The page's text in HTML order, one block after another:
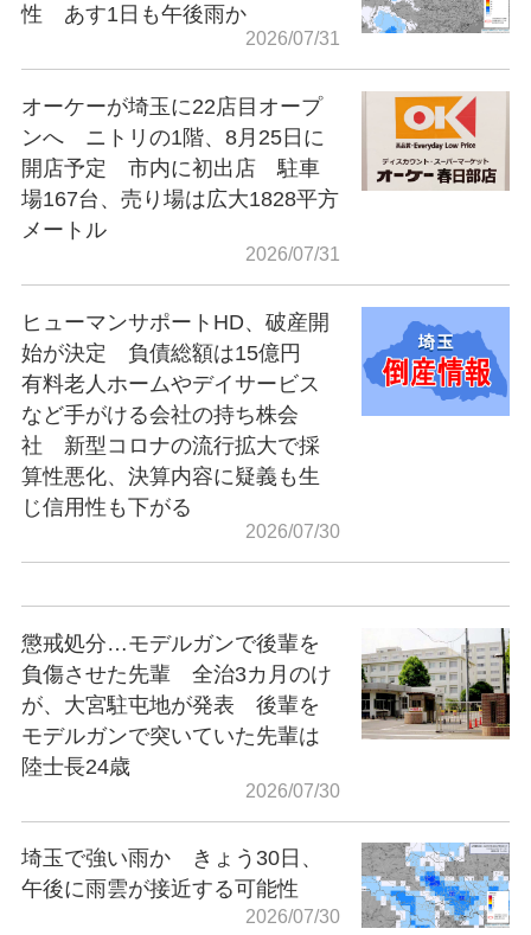
性 あす1日も午後雨か
2026/07/31
オーケーが埼玉に22店目オープ
ンへ ニトリの1階、8月25日に
開店予定 市内に初出店 駐車
場167台、売り場は広大1828平方
メートル
2026/07/31
ヒューマンサポートHD、破産開
始が決定 負債総額は15億円
有料老人ホームやデイサービス
など手がける会社の持ち株会
社 新型コロナの流行拡大で採
算性悪化、決算内容に疑義も生
じ信用性も下がる
2026/07/30
懲戒処分…モデルガンで後輩を
負傷させた先輩 全治3カ月のけ
が、大宮駐屯地が発表 後輩を
モデルガンで突いていた先輩は
陸士長24歳
2026/07/30
埼玉で強い雨か きょう30日、
午後に雨雲が接近する可能性
2026/07/30